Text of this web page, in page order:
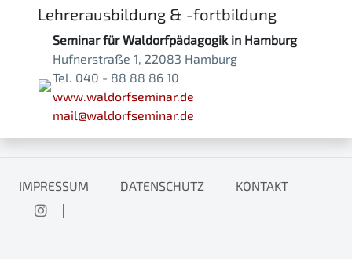
Lehrerausbildung & -fortbildung
Seminar für Waldorfpädagogik in Hamburg
Hufnerstraße 1, 22083 Hamburg
Tel. 040 - 88 88 86 10
www.waldorfseminar.de
mail@waldorfseminar.de
IMPRESSUM DATENSCHUTZ KONTAKT